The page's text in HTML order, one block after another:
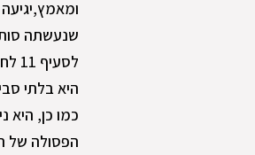
שנעשתה
היא בלתי
כמו כן, היא
הפסולה של